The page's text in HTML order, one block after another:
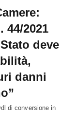
44/2021
deve
danni
di conversione in